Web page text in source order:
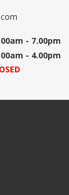
- 7.00pm
- 4.00pm